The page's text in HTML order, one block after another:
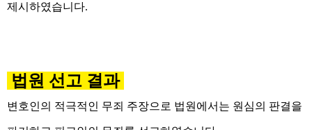
제시하였습니다.
법원 선고 결과
변호인의 적극적인 무죄 주장으로 법원에서는 원심의 판결을